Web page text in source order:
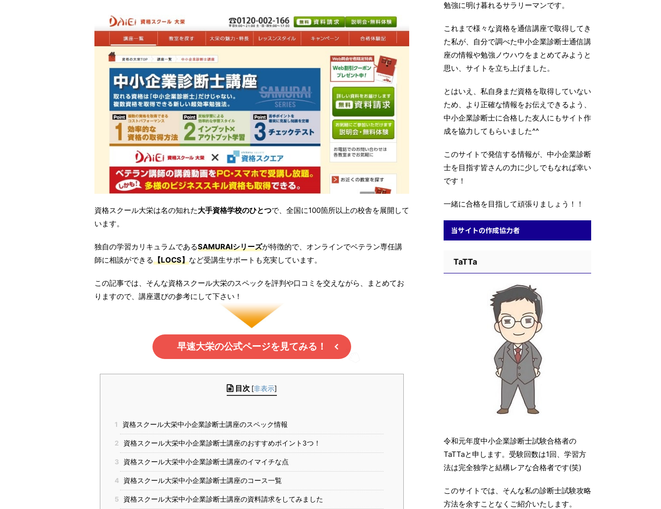
資格スクール大栄は名の知れた大手資格学校のひとつで、全国に100箇所以上の校舎を展開して
います。
独自の学習カリキュラムであるSAMURAIシリーズが特徴的で、オンラインでベテラン専任講
師に相談ができる【LOCS】など受講生サポートも充実しています。
この記事では、そんな資格スクール大栄のスペックを評判や口コミを交えながら、まとめてお
りますので、講座選びの参考にして下さい！
早速大栄の公式ページを見てみる！
目次 [非表示]
1 資格スクール大栄中小企業診断士講座のスペック情報
2 資格スクール大栄中小企業診断士講座のおすすめポイント3つ！
3 資格スクール大栄中小企業診断士講座のイマイチな点
4 資格スクール大栄中小企業診断士講座のコース一覧
5 資格スクール大栄中小企業診断士講座の資料請求をしてみました
勉強に明け暮れるサラリーマンです。
これまで様々な資格を通信講座で取得してき
た私が、自分で調べた中小企業診断士通信講
座の情報や勉強ノウハウをまとめてみようと
思い、サイトを立ち上げました。
とはいえ、私自身まだ資格を取得していない
ため、より正確な情報をお伝えできるよう、
中小企業診断士に合格した友人にもサイト作
成を協力してもらいました^^
このサイトで発信する情報が、中小企業診断
士を目指す皆さんの力に少しでもなれば幸い
です！
一緒に合格を目指して頑張りましょう！！
当サイトの作成協力者
TaTTa
令和元年度中小企業診断士試験合格者の
TaTTaと申します。受験回数は1回、学習方
法は完全独学と結構レアな合格者です(笑)
このサイトでは、そんな私の診断士試験攻略
方法を余すことなくご紹介いたします。